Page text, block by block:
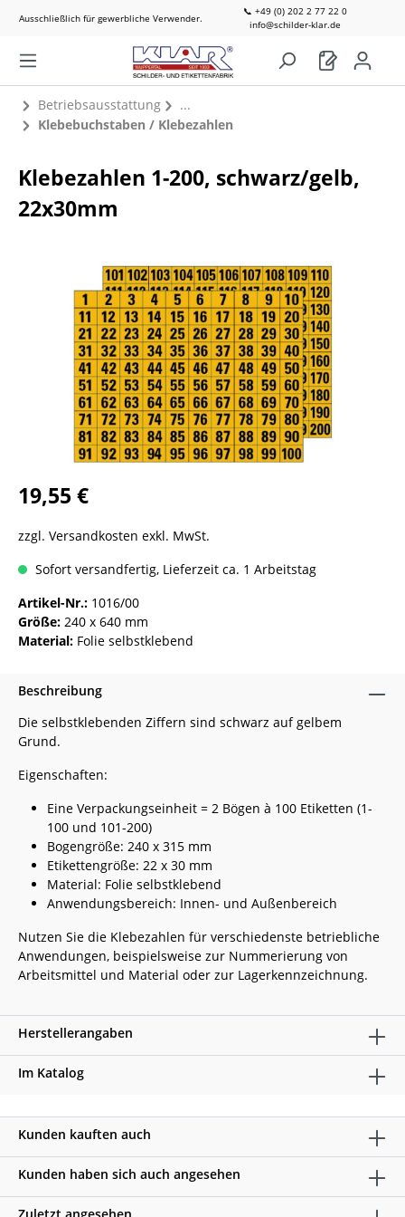
Ausschließlich für gewerbliche Verwender.
📞 +49 (0) 202 2 77 22 0
info@schilder-klar.de
Betriebsausstattung
Klebebuchstaben / Klebezahlen
Klebezahlen 1-200, schwarz/gelb,
22x30mm
19,55 €
zzgl. Versandkosten exkl. MwSt.
Sofort versandfertig, Lieferzeit ca. 1 Arbeitstag
Artikel-Nr.: 1016/00
Größe: 240 x 640 mm
Material: Folie selbstklebend
Beschreibung
Die selbstklebenden Ziffern sind schwarz auf gelbem
Grund.
Eigenschaften:
Eine Verpackungseinheit = 2 Bögen à 100 Etiketten (1-
100 und 101-200)
Bogengröße: 240 x 315 mm
Etikettengröße: 22 x 30 mm
Material: Folie selbstklebend
Anwendungsbereich: Innen- und Außenbereich
Nutzen Sie die Klebezahlen für verschiedenste betriebliche
Anwendungen, beispielsweise zur Nummerierung von
Arbeitsmittel und Material oder zur Lagerkennzeichnung.
Herstellerangaben
Im Katalog
Kunden kauften auch
Kunden haben sich auch angesehen